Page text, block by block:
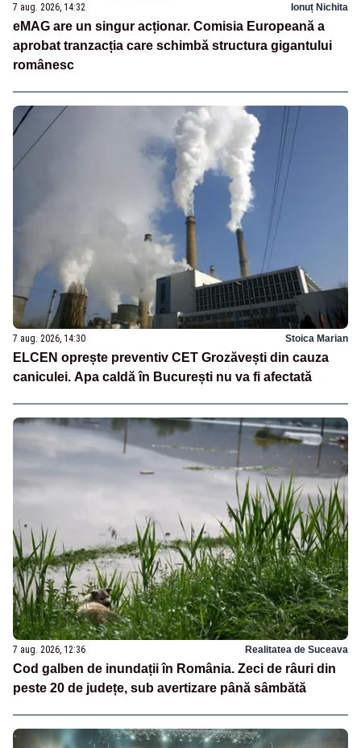
7 aug. 2026, 14:32 Ionuț Nichita
eMAG are un singur acționar. Comisia Europeană a
aprobat tranzacția care schimbă structura gigantului
românesc
7 aug. 2026, 14:30 Stoica Marian
ELCEN oprește preventiv CET Grozăvești din cauza
caniculei. Apa caldă în București nu va fi afectată
7 aug. 2026, 12:36 Realitatea de Suceava
Cod galben de inundații în România. Zeci de râuri din
peste 20 de județe, sub avertizare până sâmbătă